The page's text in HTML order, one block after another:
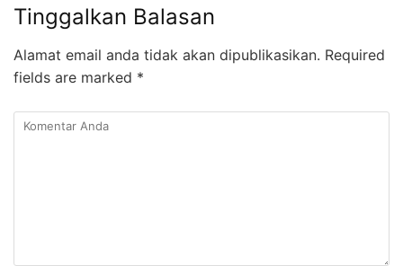
Tinggalkan Balasan
Alamat email anda tidak akan dipublikasikan. Required
fields are marked *